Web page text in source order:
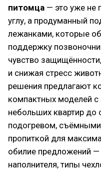
питомца — это уже не
углу, а продуманный
лежанками, которые
поддержку
чувство
и снижая стресс
решения предлагают
компактных моделей
небольших квартир до
подогревом,
пропиткой для
обилие предложений
наполнителя, типы